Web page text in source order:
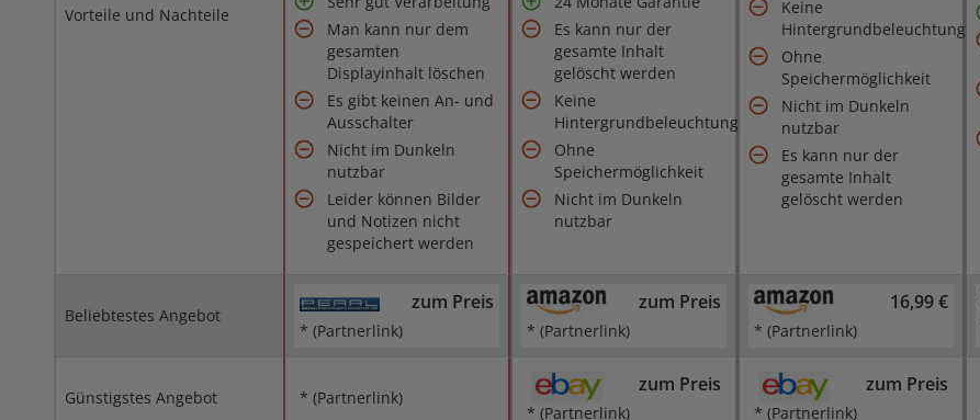
Vorteile und Nachteile
Man kann nur dem
gesamten
Displayinhalt löschen
Es gibt keinen An- und
Ausschalter
Nicht im Dunkeln
nutzbar
Leider können Bilder
und Notizen nicht
gespeichert werden
Es kann nur der
gesamte Inhalt
gelöscht werden
Keine
Hintergrundbeleuchtung
Ohne
Speichermöglichkeit
Nicht im Dunkeln
nutzbar
Keine
Hintergrundbeleuchtung
Ohne
Speichermöglichkeit
Nicht im Dunkeln
nutzbar
Es kann nur der
gesamte Inhalt
gelöscht werden
Beliebtestes Angebot
zum Preis
* (Partnerlink)
zum Preis
* (Partnerlink)
16,99 €
* (Partnerlink)
Günstigstes Angebot * (Partnerlink)
zum Preis
* (Partnerlink)
zum Preis
* (Partnerlink)